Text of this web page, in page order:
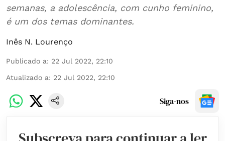
semanas, a adolescência, com cunho feminino,
é um dos temas dominantes.
Inês N. Lourenço
Publicado a: 22 Jul 2022, 22:10
Atualizado a: 22 Jul 2022, 22:10
Siga-nos